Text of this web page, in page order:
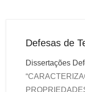
Defesas de
Dissertações